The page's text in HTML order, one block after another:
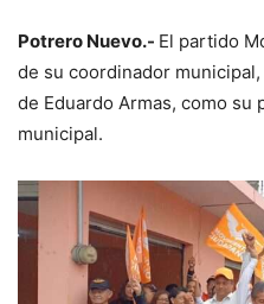
Potrero Nuevo.- El partido
de su coordinador
de Eduardo Armas, como su
municipal.